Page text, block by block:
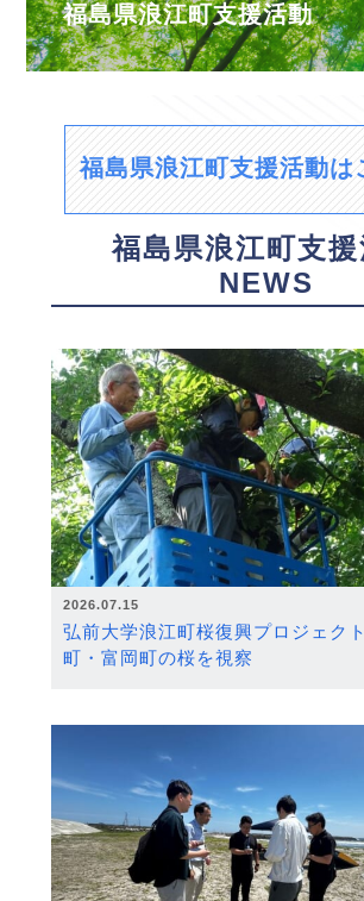
福島県浪江町支援活動
福島県浪江町支援活動は
福島県浪江町支援
NEWS
2026.07.15
弘前大学浪江町桜復興プロジェク
町・富岡町の桜を視察